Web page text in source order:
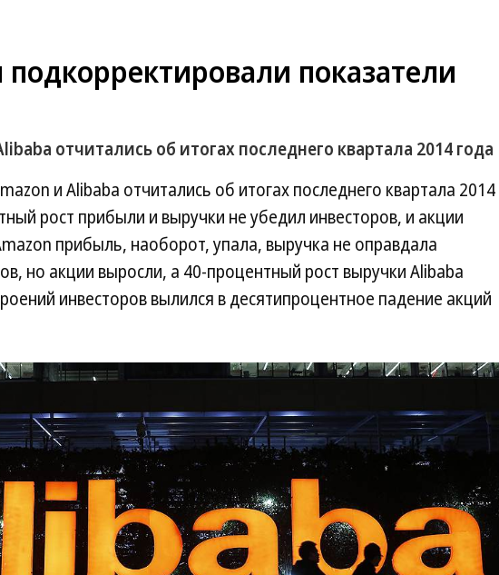
показатели
отчитались об итогах последнего квартала 2014 года
и Alibaba отчитались об итогах последнего квартала 2014
рост прибыли и выручки не убедил инвесторов, и акции
прибыль, наоборот, упала, выручка не оправдала
но акции выросли, а 40-процентный рост выручки Alibaba
инвесторов вылился в десятипроцентное падение акций